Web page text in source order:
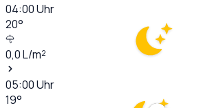
04:00Uhr
20°
0,0L/m²
05:00Uhr
19°